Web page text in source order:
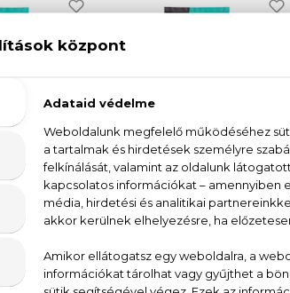
SHOP
és tusfürdő
ml
BIO
ORGANIC SHOP
Sportolás utáni sampon és tusfürdő
nőknek
200 ml